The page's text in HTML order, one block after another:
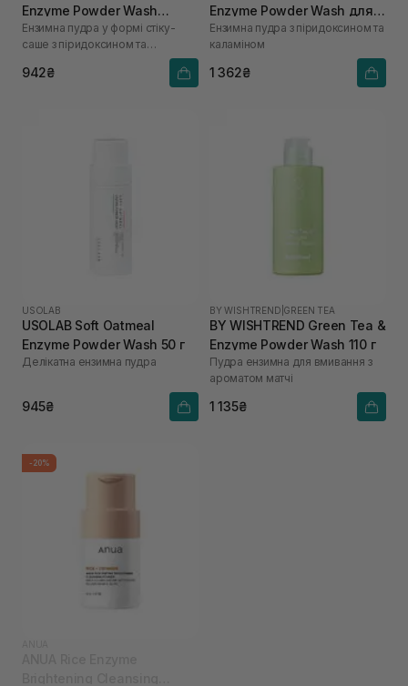
Enzyme Powder Wash
Sachet для проблемної та
жирної шкіри 20 шт*1г
Ензимна пудра у формі стіку-
саше з піридоксином та
942₴
Enzyme Powder Wash для
проблемної та жирної
шкіри 55 г
Ензимна пудра з піридоксином та
каламіном
1 362₴
USOLAB
USOLAB Soft Oatmeal
Enzyme Powder Wash 50 г
Делікатна ензимна пудра
945₴
BY WISHTREND GREEN TEA
BY WISHTREND Green Tea &
Enzyme Powder Wash 110 г
Пудра ензимна для вмивання з
ароматом матчі
1 135₴
-20%